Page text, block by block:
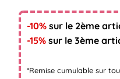
-10% sur le 2ème
-15% sur le 3ème
*Remise cumulable sur